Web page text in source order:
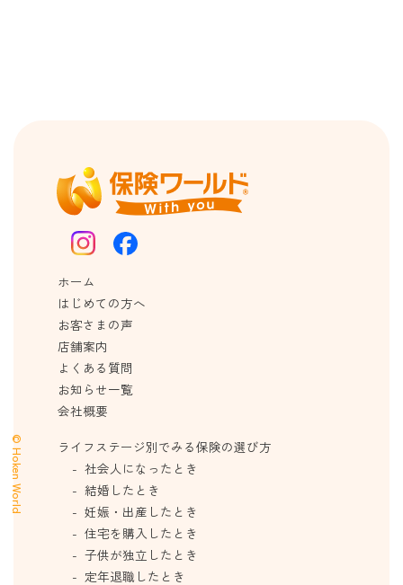
ホーム
はじめての方へ
お客さまの声
店舗案内
よくある質問
お知らせ一覧
会社概要
ライフステージ別でみる保険の選び方
社会人になったとき
結婚したとき
妊娠・出産したとき
住宅を購入したとき
子供が独立したとき
定年退職したとき
© Hoken World